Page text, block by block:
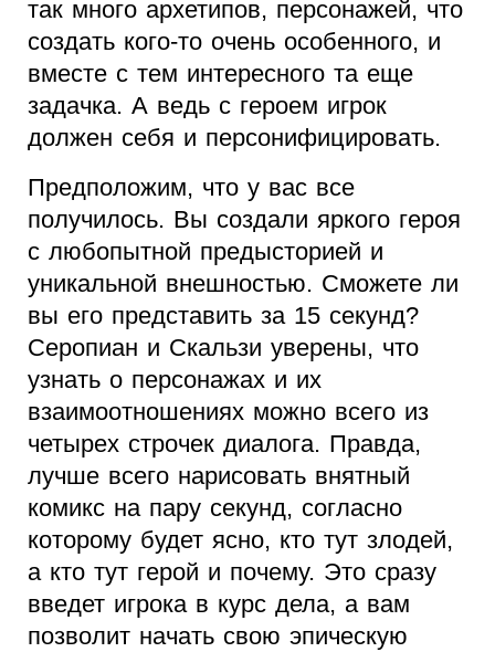
так много архетипов, персонажей, что
создать кого-то очень особенного, и
вместе с тем интересного та еще
задачка. А ведь с героем игрок
должен себя и персонифицировать.
Предположим, что у вас все
получилось. Вы создали яркого героя
с любопытной предысторией и
уникальной внешностью. Сможете ли
вы его представить за 15 секунд?
Серопиан и Скальзи уверены, что
узнать о персонажах и их
взаимоотношениях можно всего из
четырех строчек диалога. Правда,
лучше всего нарисовать внятный
комикс на пару секунд, согласно
которому будет ясно, кто тут злодей,
а кто тут герой и почему. Это сразу
введет игрока в курс дела, а вам
позволит начать свою эпическую